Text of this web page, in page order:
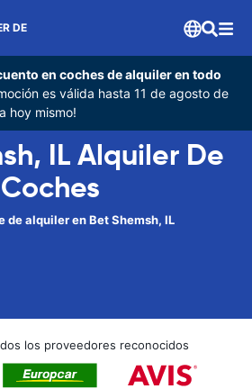
DE
en coches de alquiler en todo
es válida hasta 11 de agosto de
hoy mismo!
IL Alquiler De
Coches
de alquiler en Bet Shemsh, IL
los proveedores reconocidos